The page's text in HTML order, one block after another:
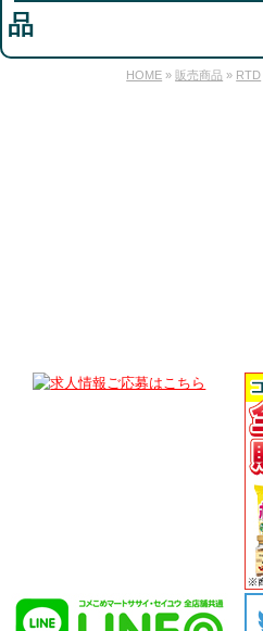
品
HOME » 販売商品 » RTD